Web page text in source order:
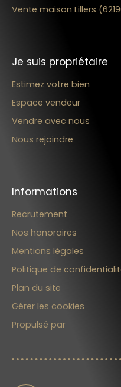
Vente maison Lillers
Je suis propriétaire
Estimez votre bien
Espace vendeur
Vendre avec nous
Nous rejoindre
Informations
Recrutement
Nos honoraires
Mentions légales
Politique de
Plan du site
Gérer les cookies
Propulsé par